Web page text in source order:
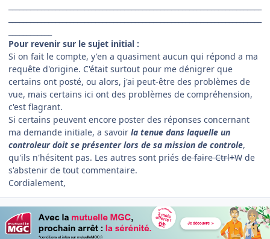
Pour revenir sur le sujet initial :
Si on fait le compte, y'en a quasiment aucun qui répond a ma
requête d'origine. C'était surtout pour me dénigrer que
certains ont posté, ou alors, j'ai peut-être des problèmes de
vue, mais certains ici ont des problèmes de compréhension,
c'est flagrant.
Si certains peuvent encore poster des réponses concernant
ma demande initiale, a savoir la tenue dans laquelle un
controleur doit se présenter lors de sa mission de controle,
qu'ils n'hésitent pas. Les autres sont priés de faire Ctrl+W de
s'abstenir de tout commentaire.
Cordialement,